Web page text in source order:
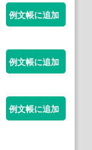
例文帳に追加
例文帳に追加
例文帳に追加